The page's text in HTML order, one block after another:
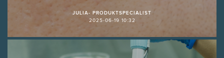
JULIA- PRODUKTSPECIALIST
2025-06-19 10:32